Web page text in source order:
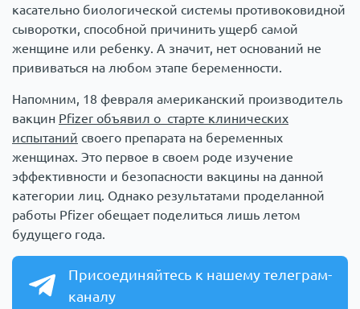
касательно биологической системы противоковидной
сыворотки, способной причинить ущерб самой
женщине или ребенку. А значит, нет оснований не
прививаться на любом этапе беременности.
Напомним, 18 февраля американский производитель
вакцин Pfizer объявил о старте клинических
испытаний своего препарата на беременных
женщинах. Это первое в своем роде изучение
эффективности и безопасности вакцины на данной
категории лиц. Однако результатами проделанной
работы Pfizer обещает поделиться лишь летом
будущего года.
Присоединяйтесь к нашему телеграм-
каналу